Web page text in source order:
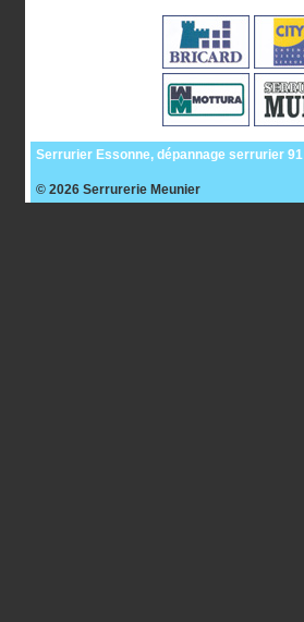
Serrurier Essonne, dépannage serrurier 91
© 2026 Serrurerie Meunier